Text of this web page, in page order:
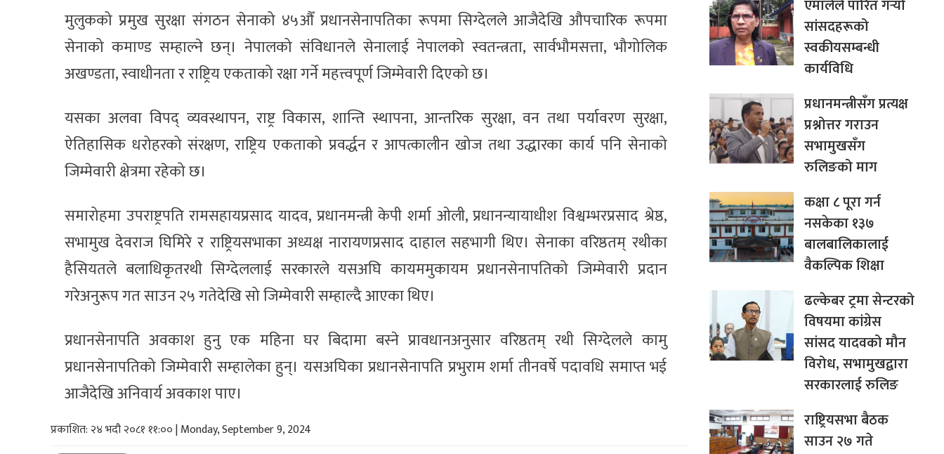
मुलुकको प्रमुख सुरक्षा संगठन सेनाको ४५औँ प्रधानसेनापतिका रूपमा सिग्देलले आजैदेखि औपचारिक रूपमा
सेनाको कमाण्ड सम्हाल्ने छन्। नेपालको संविधानले सेनालाई नेपालको स्वतन्त्रता, सार्वभौमसत्ता, भौगोलिक
अखण्डता, स्वाधीनता र राष्ट्रिय एकताको रक्षा गर्ने महत्त्वपूर्ण जिम्मेवारी दिएको छ।
यसका अलवा विपद् व्यवस्थापन, राष्ट्र विकास, शान्ति स्थापना, आन्तरिक सुरक्षा, वन तथा पर्यावरण सुरक्षा,
ऐतिहासिक धरोहरको संरक्षण, राष्ट्रिय एकताको प्रवर्द्धन र आपत्कालीन खोज तथा उद्धारका कार्य पनि सेनाको
जिम्मेवारी क्षेत्रमा रहेको छ।
समारोहमा उपराष्ट्रपति रामसहायप्रसाद यादव, प्रधानमन्त्री केपी शर्मा ओली, प्रधानन्यायाधीश विश्वम्भरप्रसाद श्रेष्ठ,
सभामुख देवराज घिमिरे र राष्ट्रियसभाका अध्यक्ष नारायणप्रसाद दाहाल सहभागी थिए। सेनाका वरिष्ठतम् रथीका
हैसियतले बलाधिकृतरथी सिग्देललाई सरकारले यसअघि कायममुकायम प्रधानसेनापतिको जिम्मेवारी प्रदान
गरेअनुरूप गत साउन २५ गतेदेखि सो जिम्मेवारी सम्हाल्दै आएका थिए।
प्रधानसेनापति अवकाश हुनु एक महिना घर बिदामा बस्ने प्रावधानअनुसार वरिष्ठतम् रथी सिग्देलले कामु
प्रधानसेनापतिको जिम्मेवारी सम्हालेका हुन्। यसअघिका प्रधानसेनापति प्रभुराम शर्मा तीनवर्षे पदावधि समाप्त भई
आजैदेखि अनिवार्य अवकाश पाए।
प्रकाशित: २४ भदौ २०८१ ११:०० | Monday, September 9, 2024
एमालेले पारित गर्‍यो
सांसदहरूको
स्वकीयसम्बन्धी
कार्यविधि
प्रधानमन्त्रीसँग प्रत्यक्ष
प्रश्नोत्तर गराउन
सभामुखसँग
रुलिङको माग
कक्षा ८ पूरा गर्न
नसकेका १३७
बालबालिकालाई
वैकल्पिक शिक्षा
ढल्केबर ट्रमा सेन्टरको
विषयमा कांग्रेस
सांसद यादवको मौन
विरोध, सभामुखद्वारा
सरकारलाई रुलिङ
राष्ट्रियसभा बैठक
साउन २७ गते